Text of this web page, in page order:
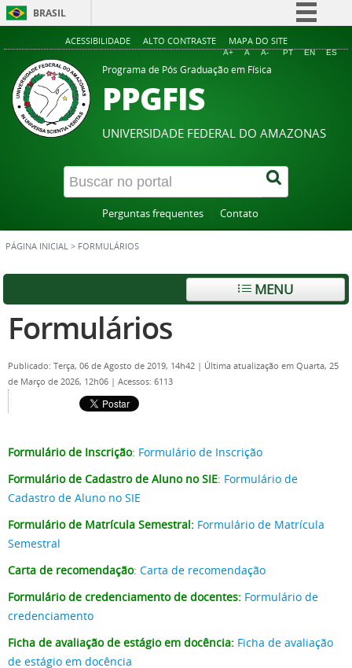
BRASIL
Simplifique!
Comunica BR
Acesso à informação
Legislação
Canais
ACESSIBILIDADE ALTO CONTRASTE MAPA DO SITE
A+ A A- PT EN ES
Programa de Pós Graduação em Física
PPGFIS
UNIVERSIDADE FEDERAL DO AMAZONAS
Perguntas frequentes Contato
PÁGINA INICIAL > FORMULÁRIOS
MENU
Formulários
Publicado: Terça, 06 de Agosto de 2019, 14h42 | Última atualização em Quarta, 25
de Março de 2026, 12h06 | Acessos: 6113
Formulário de Inscrição: Formulário de Inscrição
Formulário de Cadastro de Aluno no SIE: Formulário de
Cadastro de Aluno no SIE
Formulário de Matrícula Semestral: Formulário de Matrícula
Semestral
Carta de recomendação: Carta de recomendação
Formulário de credenciamento de docentes: Formulário de
credenciamento
Ficha de avaliação de estágio em docência: Ficha de avaliação
de estágio em docência